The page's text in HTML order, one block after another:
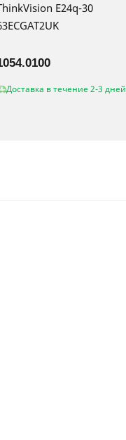
E24q-30
Доставка в течение 2-3 дней